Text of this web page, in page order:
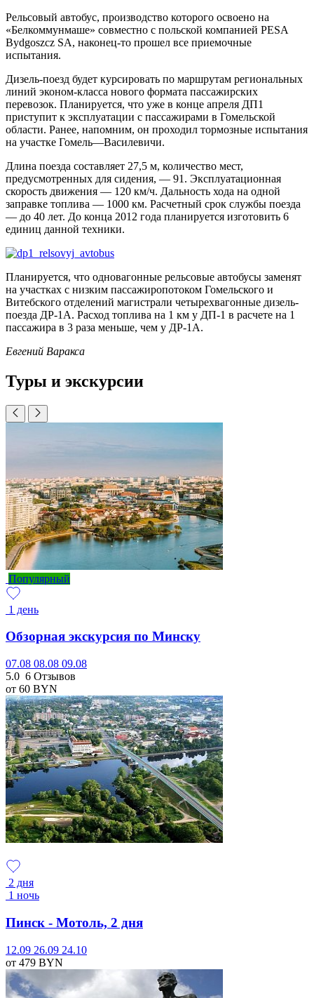
Рельсовый автобус, производство которого освоено на
«Белкоммунмаше» совместно с польской компанией PESA
Bydgoszcz SA, наконец-то прошел все приемочные
испытания.
Дизель-поезд будет курсировать по маршрутам региональных
линий эконом-класса нового формата пассажирских
перевозок. Планируется, что уже в конце апреля ДП1
приступит к эксплуатации с пассажирами в Гомельской
области. Ранее, напомним, он проходил тормозные испытания
на участке Гомель—Василевичи.
Длина поезда составляет 27,5 м, количество мест,
предусмотренных для сидения, — 91. Эксплуатационная
скорость движения — 120 км/ч. Дальность хода на одной
заправке топлива — 1000 км. Расчетный срок службы поезда
— до 40 лет. До конца 2012 года планируется изготовить 6
единиц данной техники.
Планируется, что одновагонные рельсовые автобусы заменят
на участках с низким пассажиропотоком Гомельского и
Витебского отделений магистрали четырехвагонные дизель-
поезда ДР-1А. Расход топлива на 1 км у ДП-1 в расчете на 1
пассажира в 3 раза меньше, чем у ДР-1А.
Евгений Варакса
Туры и экскурсии
Популярный
1 день
Обзорная экскурсия по Минску
07.08 08.08 09.08
5.0 6 Отзывов
от 60 BYN
2 дня
1 ночь
Пинск - Мотоль, 2 дня
12.09 26.09 24.10
от 479 BYN